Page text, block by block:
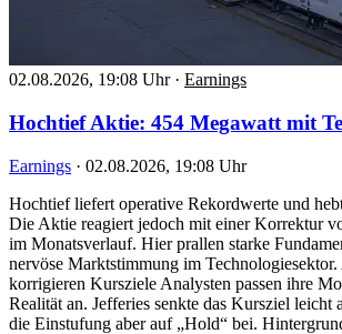
02.08.2026, 19:08 Uhr · Earnings
Hochtief Aktie: 454 Megawatt mit
Earnings · 02.08.2026, 19:08 Uhr
Hochtief liefert operative Rekordwerte und
Die Aktie reagiert jedoch mit einer Korrektur
im Monatsverlauf. Hier prallen starke
nervöse Marktstimmung im Technologiesektor.
korrigieren Kursziele Analysten passen ihre
Realität an. Jefferies senkte das Kursziel leicht
die Einstufung aber auf „Hold“ bei.